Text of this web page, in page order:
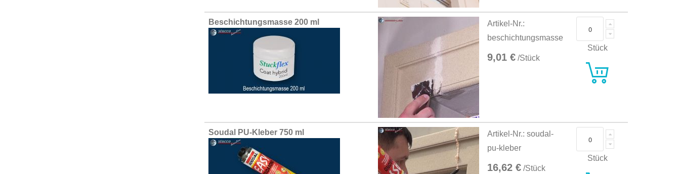
Beschichtungsmasse 200 ml
Artikel-Nr.:
beschichtungsmasse
9,01 € /Stück
Stück
Soudal PU-Kleber 750 ml
Artikel-Nr.: soudal-
pu-kleber
16,62 € /Stück
Stück